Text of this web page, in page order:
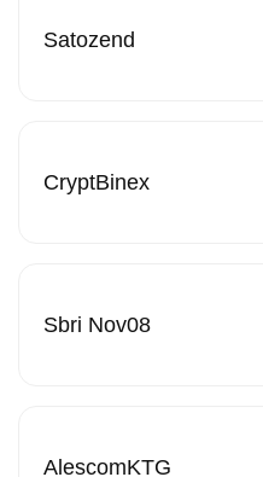
Satozend
CryptBinex
Sbri Nov08
AlescomKTG